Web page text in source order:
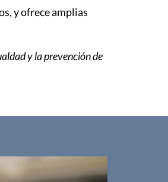
y ofrece amplias
y la prevención de